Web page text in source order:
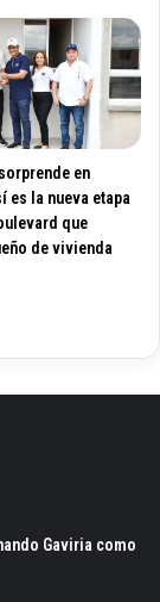
en
es la nueva etapa
que
de vivienda
Gaviria como